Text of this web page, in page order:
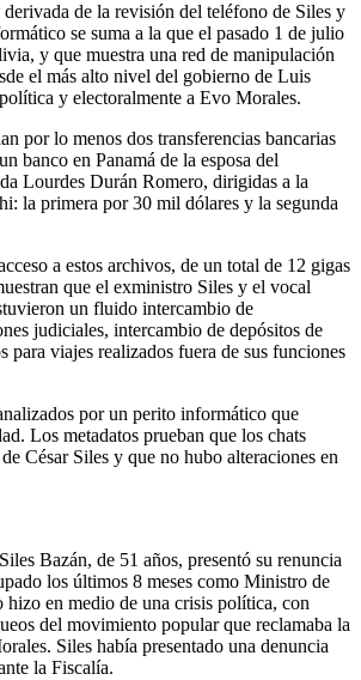
de la revisión del teléfono de Siles y
se suma a la que el pasado 1 de julio
y que muestra una red de manipulación
el más alto nivel del gobierno de Luis
y electoralmente a Evo Morales.
por lo menos dos transferencias bancarias
banco en Panamá de la esposa del
Lourdes Durán Romero, dirigidas a la
la primera por 30 mil dólares y la segunda
a estos archivos, de un total de 12 gigas
que el exministro Siles y el vocal
un fluido intercambio de
judiciales, intercambio de depósitos de
para viajes realizados fuera de sus funciones
por un perito informático que
Los metadatos prueban que los chats
César Siles y que no hubo alteraciones en
Bazán, de 51 años, presentó su renuncia
los últimos 8 meses como Ministro de
en medio de una crisis política, con
del movimiento popular que reclamaba la
Siles había presentado una denuncia
la Fiscalía.